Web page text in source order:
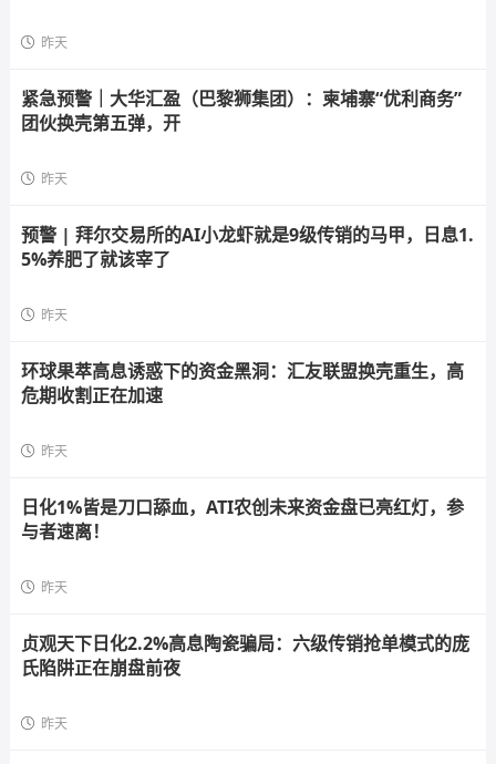
昨天
紧急预警｜大华汇盈（巴黎狮集团）：柬埔寨“优利商务”
团伙换壳第五弹，开
昨天
预警 | 拜尔交易所的AI小龙虾就是9级传销的马甲，日息1.
5%养肥了就该宰了
昨天
环球果萃高息诱惑下的资金黑洞：汇友联盟换壳重生，高
危期收割正在加速
昨天
日化1%皆是刀口舔血，ATI农创未来资金盘已亮红灯，参
与者速离！
昨天
贞观天下日化2.2%高息陶瓷骗局：六级传销抢单模式的庞
氏陷阱正在崩盘前夜
昨天